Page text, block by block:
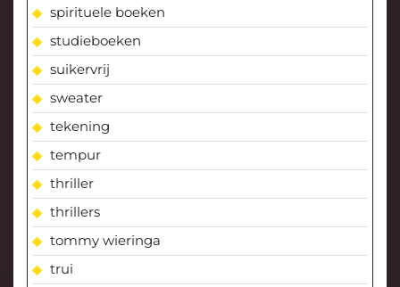
spirituele boeken
studieboeken
suikervrij
sweater
tekening
tempur
thriller
thrillers
tommy wieringa
trui